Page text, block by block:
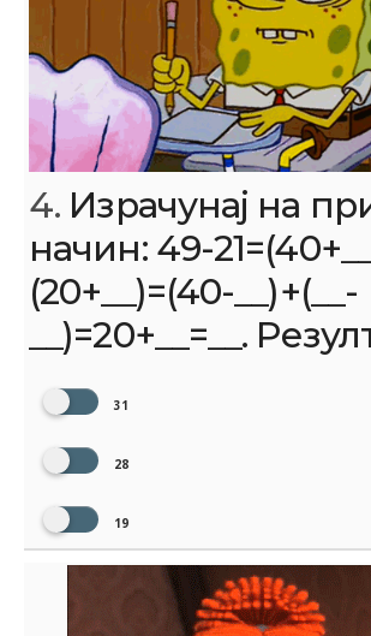
4. Израчунај на
начин: 49-
(20+__)=(40-__)+(__-
__)=20+__=__.
31
28
19